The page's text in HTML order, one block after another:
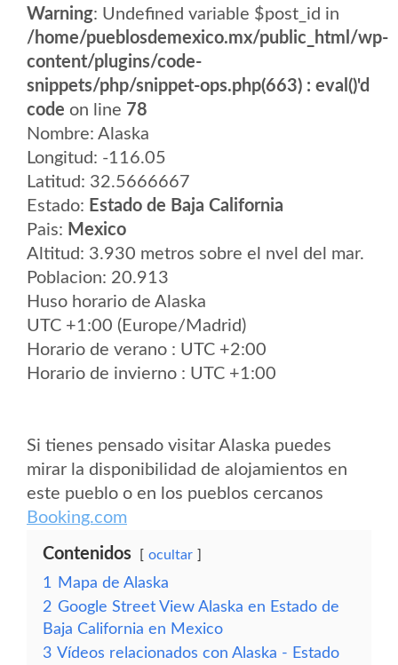
Warning: Undefined variable $post_id in
/home/pueblosdemexico.mx/public_html/wp-
content/plugins/code-
snippets/php/snippet-ops.php(663) : eval()'d
code on line 78
Nombre: Alaska
Longitud: -116.05
Latitud: 32.5666667
Estado: Estado de Baja California
Pais: Mexico
Altitud: 3.930 metros sobre el nvel del mar.
Poblacion: 20.913
Huso horario de Alaska
UTC +1:00 (Europe/Madrid)
Horario de verano : UTC +2:00
Horario de invierno : UTC +1:00
Si tienes pensado visitar Alaska puedes
mirar la disponibilidad de alojamientos en
este pueblo o en los pueblos cercanos
Booking.com
Contenidos ocultar
1
Mapa de Alaska
2 Google Street View Alaska en Estado de
Baja California en Mexico
3 Vídeos relacionados con Alaska - Estado